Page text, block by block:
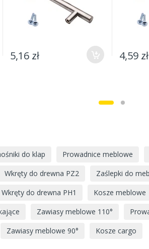
5,16 zł 4,59 zł
do klap Prowadnice meblowe
Wkręty do drewna PZ2 Zaślepki do
Wkręty do drewna PH1 Kosze meblowe
Zawiasy meblowe 110°
Zawiasy meblowe 90° Kosze cargo